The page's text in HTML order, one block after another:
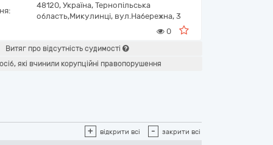
48120, Україна, Тернопільська
область,Микулинці, вул.Набережна, 3
0
Витяг про відсутність судимості
які вчинили корупційні правопорушення
+ відкрити всі - закрити всі